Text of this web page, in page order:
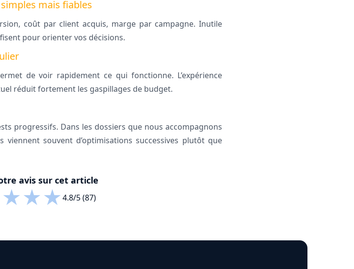
mais fiables
coût par client acquis, marge par campagne. Inutile
pour orienter vos décisions.
de voir rapidement ce qui fonctionne. L’expérience
réduit fortement les gaspillages de budget.
progressifs. Dans les dossiers que nous accompagnons
viennent souvent d’optimisations successives plutôt que
avis sur cet article
★★★4.8/5 (87)